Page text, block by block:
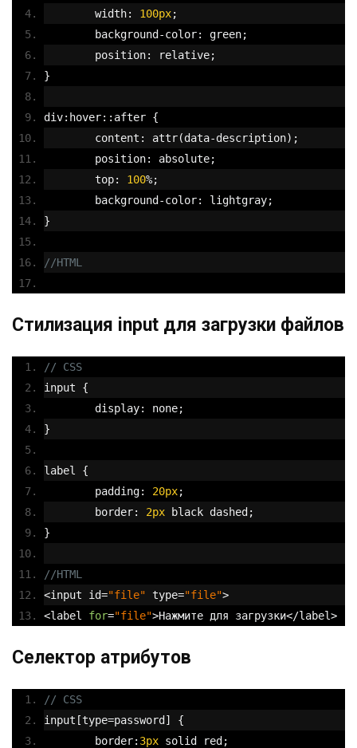
	width
: 100px;
	background
-color: green;
	position
: relative;
}
div: hover:: after {
	content
: attr(data-description);
	position
: absolute;
	top
: 100%;
	background
-color: lightgray;
}
//HTML
Стилизация input для загрузки файлов
// CSS
input {
	display
: none;
}
label {
	padding
: 20px;
	border
: 2px black dashed ;
}
//HTML
<input id="file" type="file">
<label for="file">Нажмите для загрузки</label>
Селектор атрибутов
// CSS
input [type=password ]
{
	border
: 3px solid red ;